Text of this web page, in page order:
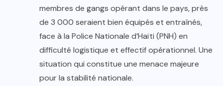
membres de gangs opérant dans le pays, près
de 3 000 seraient bien équipés et entraînés,
face à la Police Nationale d’Haïti (PNH) en
difficulté logistique et effectif opérationnel. Une
situation qui constitue une menace majeure
pour la stabilité nationale.